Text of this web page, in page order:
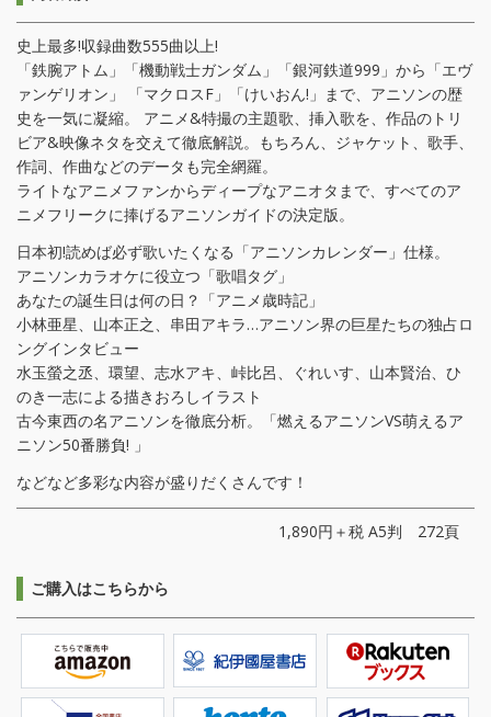
史上最多!収録曲数555曲以上!
「鉄腕アトム」「機動戦士ガンダム」「銀河鉄道999」から「エヴ
ァンゲリオン」 「マクロスF」「けいおん!」まで、アニソンの歴
史を一気に凝縮。 アニメ&特撮の主題歌、挿入歌を、作品のトリ
ビア&映像ネタを交えて徹底解説。もちろん、ジャケット、歌手、
作詞、作曲などのデータも完全網羅。
ライトなアニメファンからディープなアニオタまで、すべてのア
ニメフリークに捧げるアニソンガイドの決定版。
日本初!読めば必ず歌いたくなる「アニソンカレンダー」仕様。
アニソンカラオケに役立つ「歌唱タグ」
あなたの誕生日は何の日？「アニメ歳時記」
小林亜星、山本正之、串田アキラ…アニソン界の巨星たちの独占ロ
ングインタビュー
水玉螢之丞、環望、志水アキ、峠比呂、ぐれいす、山本賢治、ひ
のき一志による描きおろしイラスト
古今東西の名アニソンを徹底分析。「燃えるアニソンVS萌えるア
ニソン50番勝負! 」
などなど多彩な内容が盛りだくさんです！
1,890円＋税 A5判 272頁
ご購入はこちらから